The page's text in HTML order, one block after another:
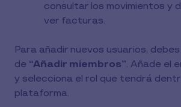
consultar los movimientos y
ver facturas.
Para añadir nuevos usuarios,
de “Añadir miembros”. Añade el
y selecciona el rol que tendrá
plataforma.